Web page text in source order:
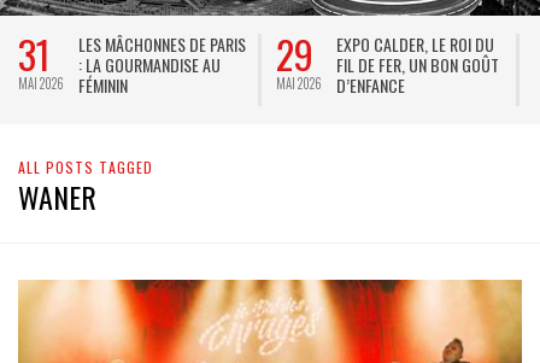
31
MAI 2026
LES MÂCHONNES DE PARIS
: LA GOURMANDISE AU
FÉMININ
29
MAI 2026
EXPO CALDER, LE ROI DU
FIL DE FER, UN BON GOÛT
D’ENFANCE
ALL POSTS TAGGED
WANER